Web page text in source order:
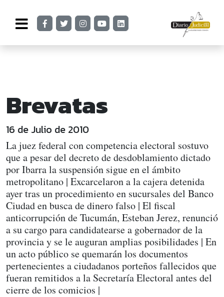
Brevatas
16 de Julio de 2010
La juez federal con competencia electoral sostuvo
que a pesar del decreto de desdoblamiento dictado
por Ibarra la suspensión sigue en el ámbito
metropolitano | Excarcelaron a la cajera detenida
ayer tras un procedimiento en sucursales del Banco
Ciudad en busca de dinero falso | El fiscal
anticorrupción de Tucumán, Esteban Jerez, renunció
a su cargo para candidatearse a gobernador de la
provincia y se le auguran amplias posibilidades | En
un acto público se quemarán los documentos
pertenecientes a ciudadanos porteños fallecidos que
fueran remitidos a la Secretaría Electoral antes del
cierre de los comicios |